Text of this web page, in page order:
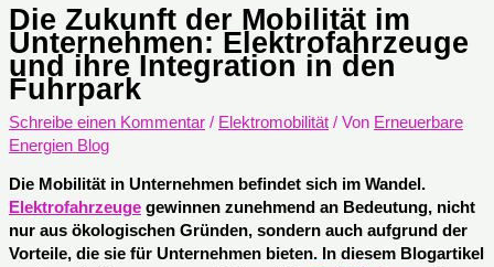
Die Zukunft der Mobilität im
Unternehmen: Elektrofahrzeuge
und ihre Integration in den
Fuhrpark
Schreibe einen Kommentar / Elektromobilität / Von Erneuerbare
Energien Blog
Die Mobilität in Unternehmen befindet sich im Wandel.
Elektrofahrzeuge gewinnen zunehmend an Bedeutung, nicht
nur aus ökologischen Gründen, sondern auch aufgrund der
Vorteile, die sie für Unternehmen bieten. In diesem Blogartikel